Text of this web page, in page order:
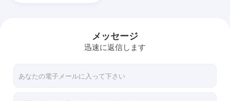
メッセージ
迅速に返信します